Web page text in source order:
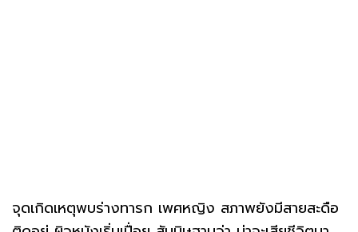
จุดเกิดเหตุพบร่างทารก เพศหญิง สภาพยังมีสายสะดือ